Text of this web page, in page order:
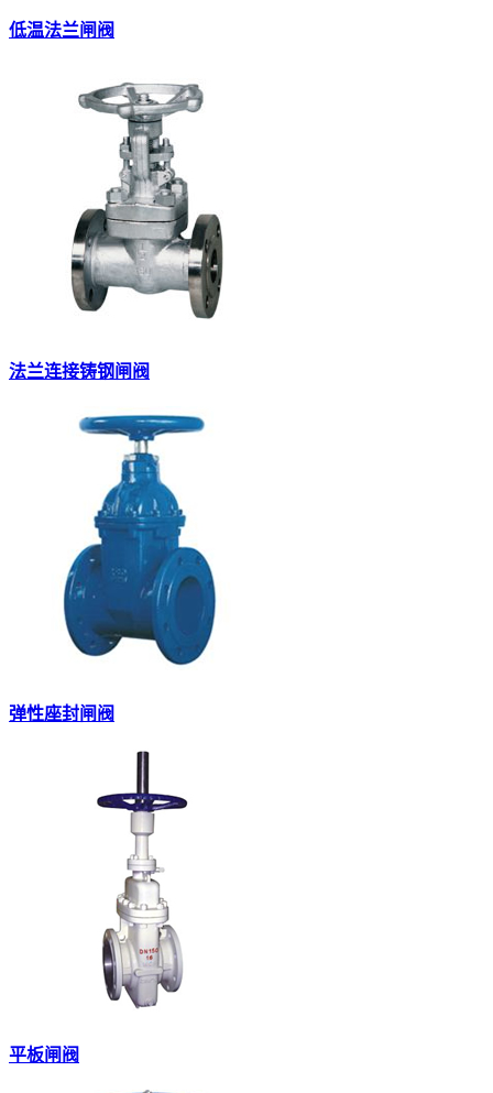
低温法兰闸阀
法兰连接铸钢闸阀
弹性座封闸阀
平板闸阀